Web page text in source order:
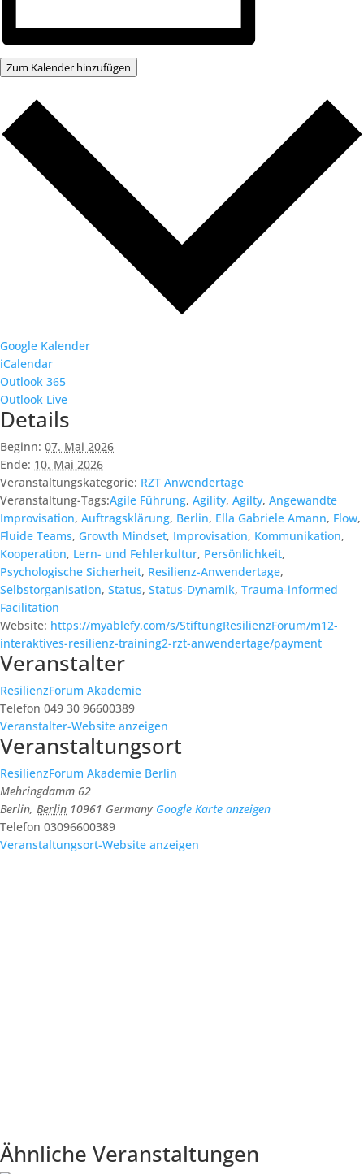
Zum Kalender hinzufügen
Google Kalender
iCalendar
Outlook 365
Outlook Live
Details
Beginn: 07. Mai 2026
Ende: 10. Mai 2026
Veranstaltungskategorie: RZT Anwendertage
Veranstaltung-Tags:Agile Führung, Agility, Agilty, Angewandte
Improvisation, Auftragsklärung, Berlin, Ella Gabriele Amann, Flow,
Fluide Teams, Growth Mindset, Improvisation, Kommunikation,
Kooperation, Lern- und Fehlerkultur, Persönlichkeit,
Psychologische Sicherheit, Resilienz-Anwendertage,
Selbstorganisation, Status, Status-Dynamik, Trauma-informed
Facilitation
Website: https://myablefy.com/s/StiftungResilienzForum/m12-
interaktives-resilienz-training2-rzt-anwendertage/payment
Veranstalter
ResilienzForum Akademie
Telefon 049 30 96600389
Veranstalter-Website anzeigen
Veranstaltungsort
ResilienzForum Akademie Berlin
Mehringdamm 62
Berlin, Berlin 10961 Germany Google Karte anzeigen
Telefon 03096600389
Veranstaltungsort-Website anzeigen
Ähnliche Veranstaltungen